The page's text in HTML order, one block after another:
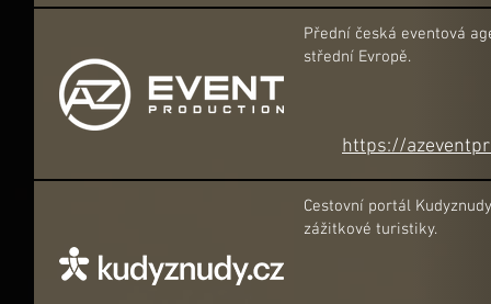
Přední česká eventová
střední Evropě.
https://
Cestovní portál
zážitkové turistiky.